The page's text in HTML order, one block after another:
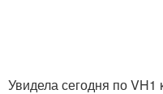
Увидела сегодня по